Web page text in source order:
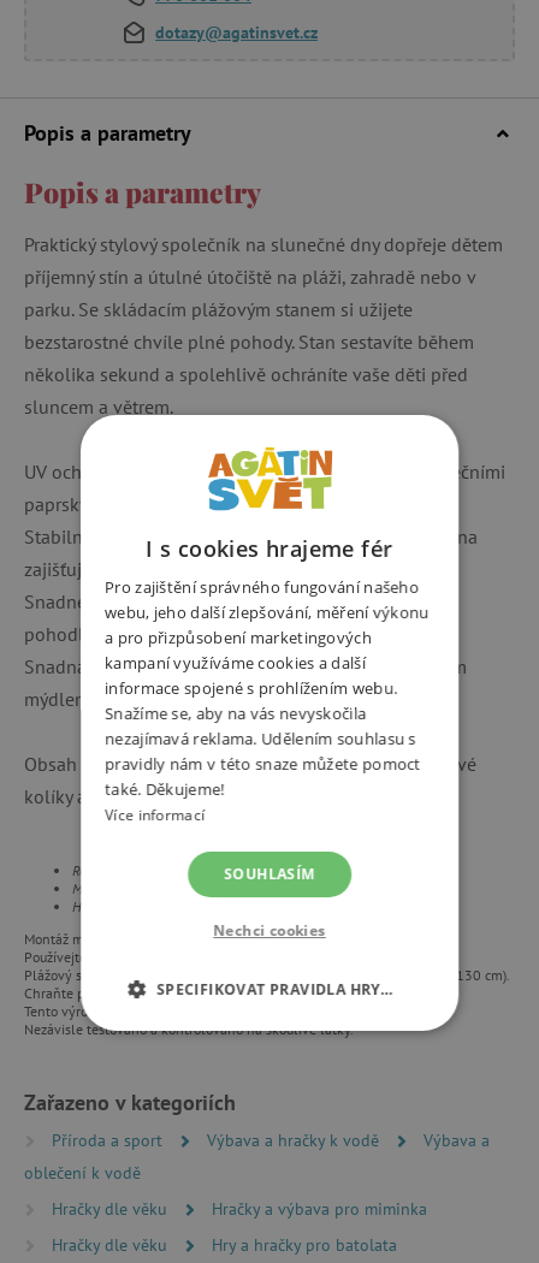
dotazy@agatinsvet.cz
Popis a parametry
Popis a parametry
Praktický stylový společník na slunečné dny dopřeje dětem
příjemný stín a útulné útočiště na pláži, zahradě nebo v
parku. Se skládacím plážovým stanem si užijete
bezstarostné chvíle plné pohody. Stan sestavíte během
několika sekund a spolehlivě ochráníte vaše děti před
sluncem a větrem.
UV ochrana 40+: Poskytuje bezpečný úkryt před slunečními
paprsky.
Stabilní ukotvení: Pět přiložených kolíků a kotevní lana
zajišťují bezpečné upevnění i ve větru.
Snadné přenášení: Praktický úložný vak umožňuje
pohodlné skladování i přenášení stanu kamkoliv.
Snadná údržba: Stačí otřít vlhkým hadříkem a jemným
mýdlem.
Obsah balení: 1 plážový stan, 2 úložné tašky, 4 stanové
kolíky a kotevní lana.
Rozměry: 146 x 105 x 130 cm
Materiál: 100% Polyester
Hmotnost 1 kg
Montáž musí provádět dospělá osoba.
Používejte pouze pod dohledem dospělé osoby.
Plážový stan se otevírá extrémně rychle (vyžaduje prostor min. průměr 130 cm).
Chraňte před ohněm.
Tento výrobek je testován a vyhovuje evropskému standardu EN 71.
Nezávisle testováno a kontrolováno na škodlivé látky.
Zařazeno v kategoriích
Příroda a sport Výbava a hračky k vodě
Výbava a
oblečení k vodě
Hračky dle věku
Hračky a výbava pro miminka
Hračky dle věku
Hry a hračky pro batolata
I s cookies hrajeme fér
Pro zajištění správného fungování našeho
webu, jeho další zlepšování, měření výkonu
a pro přizpůsobení marketingových
kampaní využíváme cookies a další
informace spojené s prohlížením webu.
Snažíme se, aby na vás nevyskočila
nezajímavá reklama. Udělením souhlasu s
pravidly nám v této snaze můžete pomoct
také. Děkujeme!
Více informací
SOUHLASÍM
Nechci cookies
SPECIFIKOVAT PRAVIDLA HRY…
NEZBYTNĚ NUTNÉ COOKIES
ANALYTICKÉ COOKIES
MARKETINGOVÉ COOKIES
FUNKČNÍ SOUBORY